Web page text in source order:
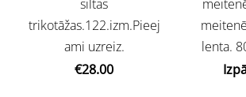
siltas
trikotāžas.122.izm.Pieej
ami uzreiz.
€28.00
lenta.